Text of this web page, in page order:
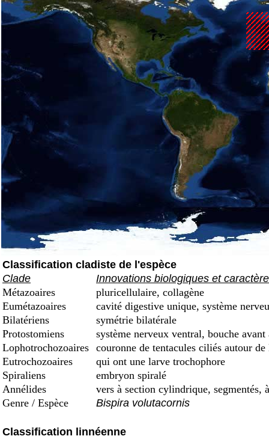
Classification cladiste de l'espèce
Clade
Innovations biologiques et
Métazoaires
pluricellulaire, collagène
Eumétazoaires
cavité digestive unique, système
Bilatériens
symétrie bilatérale
Protostomiens
système nerveux ventral, bouche avant
Lophotrochozoaires couronne de tentacules ciliés autour de
Eutrochozoaires
qui ont une larve trochophore
Spiraliens
embryon spiralé
Annélides
vers à section cylindrique, segmentés,
Genre / Espèce
Bispira volutacornis
Classification linnéenne